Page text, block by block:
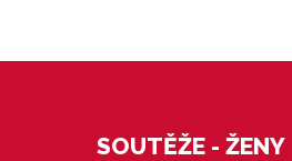
SOUTĚŽE - ŽENY